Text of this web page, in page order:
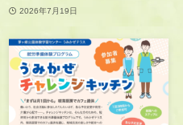
2026年7月19日